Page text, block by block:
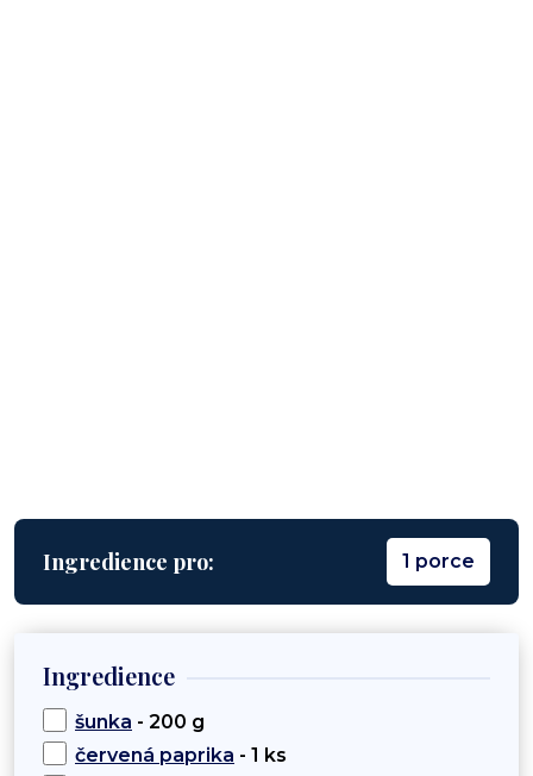
Ingredience pro: 1 porce
Ingredience
šunka - 200 g
červená paprika - 1 ks